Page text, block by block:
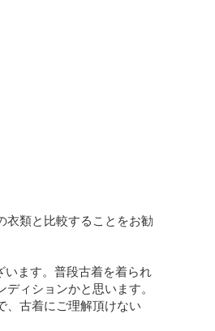
衣類と比較することをお勧
ます。普段古着を着られ
ィションかと思います。
、古着にご理解頂けない